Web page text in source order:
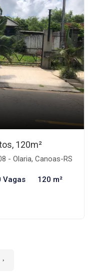
120m²
- Olaria, Canoas-RS
Vagas 120 m²
›